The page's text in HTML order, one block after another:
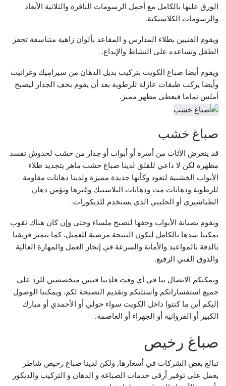
الورق عليها بالكامل مع أجمل الرسومات النافرة والثلاثية الأبعاد
والرسومات الكلاسيكية.
ويقوم الفنيين بطلاء المدارس و المقاعد بألوان زاهية متناسقة تحفز
الطفل وتساعده على النشاط والإبداع.
ويقوم أيضا صباغ الكويت بتركيب بديل الدهان من سيراميك وغرانيت
وأيضا يركب طبقات عازلة للرطوبة بعد أن يقوم بحف الجدار ليصبح
أملس تماما فيعطي مظهر مميز.
صباغ خشب
قد يتعرض الأثاث من أسرة أو أبواب أو جدار من خشب لخدوش تفسد
مظهره لكن لا داعي للقلق لدينا صباغ خشب ماهر بتجديد طلاء
الأبواب الخشبية لتعود وكأنها جديدة مميزة ولدينا دهانات مقاومة
للرطوبة ودهانات مت ودهانات البلاستيك وغيرها ونؤمن دهان
الطباشيري أو الحليبي الذي يستخدم للديكورات.
ونقوم بصيانة الأبواب وحفها لتصبح ملساء وحتى وإن كان هناك ثقوب
يمكننا سدها بالكامل لتكون النتيجة مرضية للعميل. كما يتميز فريقنا
بالدقة بالمواعيد والأمانة والسرعة في إنجاز العمل والمهارة العالية
والذوق الفني الرفيع.
ويمكنكم الاتصال بنا في أي وقت فلدينا فنيين متخصصين للرد على
جميع استفساراتكم وأسئلتكم وتقديم النصيحة لكم. ويمكننا الوصول
إليكم أين ما كنتوا داخل الكويت سواء حولي أو الأحمدي أو مبارك
الكبير أو الفروانية أو الجهراء أو العاصمة.
صباغ رخيص
تبالغ بعض الشركات في أسعارها, ولكن لدينا صباغ رخيص شاطر
يعمل على توفير أرقى خدمات الصباغة و الدهان و التركيب والديكور